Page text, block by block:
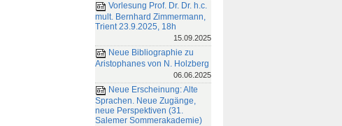
Vorlesung Prof. Dr. Dr. h.c.
mult. Bernhard Zimmermann,
Trient 23.9.2025, 18h
15.09.2025
Neue Bibliographie zu
Aristophanes von N. Holzberg
06.06.2025
Neue Erscheinung: Alte
Sprachen. Neue Zugänge,
neue Perspektiven (31.
Salemer Sommerakademie)